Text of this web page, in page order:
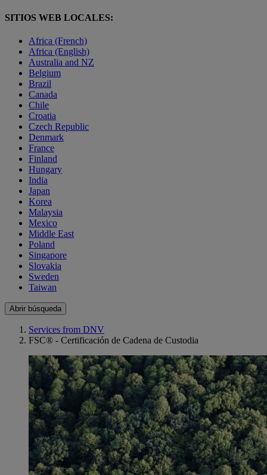
SITIOS WEB LOCALES:
Africa (French)
Africa (English)
Australia and NZ
Belgium
Brazil
Canada
Chile
Croatia
Czech Republic
Denmark
France
Finland
Hungary
India
Japan
Korea
Malaysia
Mexico
Middle East
Poland
Singapore
Slovakia
Sweden
Taiwan
Abrir búsqueda
Services from DNV
FSC® - Certificación de Cadena de Custodia